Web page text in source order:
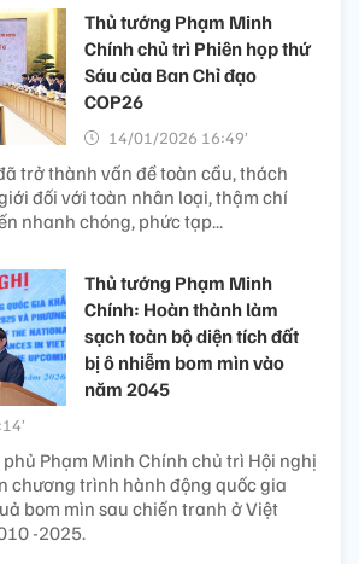
Thủ tướng Phạm Minh
Chính chủ trì Phiên họp thứ
Sáu của Ban Chỉ đạo
COP26
14/01/2026 16:49’
trở thành vấn đề toàn cầu, thách
đối với toàn nhân loại, thậm chí
nhanh chóng, phức tạp...
Thủ tướng Phạm Minh
Chính: Hoàn thành làm
sạch toàn bộ diện tích đất
bị ô nhiễm bom mìn vào
năm 2045
Phạm Minh Chính chủ trì Hội nghị
chương trình hành động quốc gia
bom mìn sau chiến tranh ở Việt
-2025.